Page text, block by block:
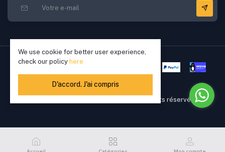
Copyright © 2022 - 2026 Elikkia. Tous droits réservés
We use cookie for better user experience,
check our policy here
D'accord. J'ai compris